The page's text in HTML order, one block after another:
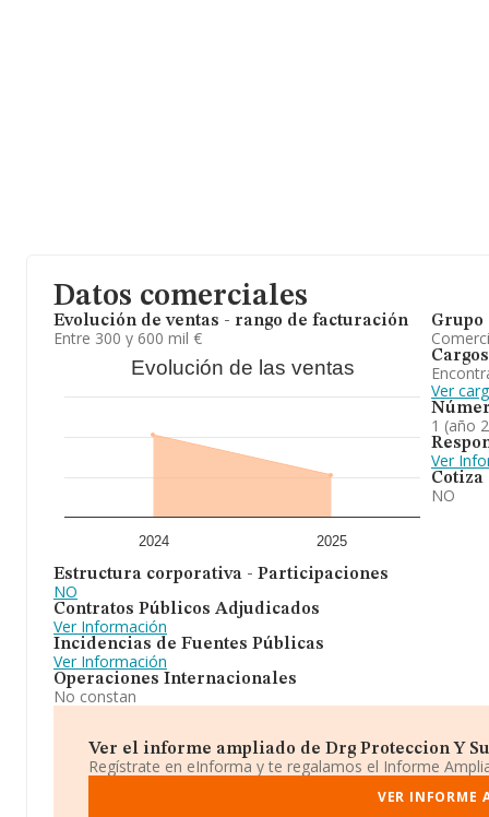
Datos comerciales
Evolución de ventas - rango de facturación
Entre 300 y 600 mil €
Evolución de las ventas
2024 2025
Estructura corporativa - Participaciones
NO
Contratos Públicos Adjudicados
Ver Información
Incidencias de Fuentes Públicas
Ver Información
Operaciones Internacionales
No constan
Grupo
Cargos
Ver
1 (año
Ver
Cotiza
NO
Ver el informe ampliado de Drg Proteccion Y
Regístrate en eInforma y te regalamos el Informe
VER INFORME